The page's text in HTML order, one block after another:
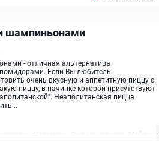
шампиньонами
- отличная альтернатива
Если Вы любитель
очень вкусную и аппетитную пиццу с
пиццу, в начинке которой присутствуют
Неаполитанская пицца
Пармезан, Сыр моцарелла, Майонез,